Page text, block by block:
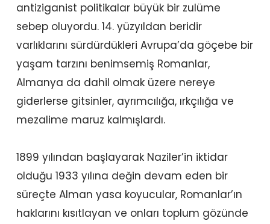
antiziganist politikalar büyük bir zulüme
sebep oluyordu. 14. yüzyıldan beridir
varlıklarını sürdürdükleri Avrupa’da göçebe bir
yaşam tarzını benimsemiş Romanlar,
Almanya da dahil olmak üzere nereye
giderlerse gitsinler, ayrımcılığa, ırkçılığa ve
mezalime maruz kalmışlardı.
1899 yılından başlayarak Naziler’in iktidar
olduğu 1933 yılına değin devam eden bir
süreçte Alman yasa koyucular, Romanlar’ın
haklarını kısıtlayan ve onları toplum gözünde